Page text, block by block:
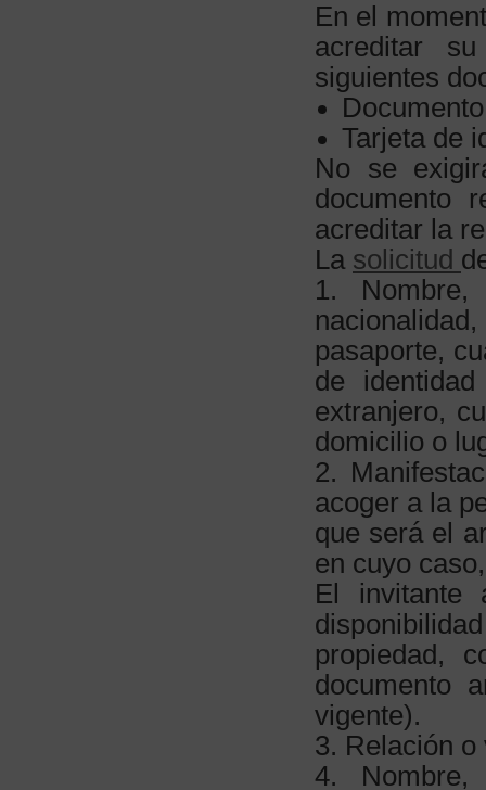
En el
acreditar
siguientes
Tarjeta de
No se
documento
acreditar la
La solicitud
1.
pasaporte,
de
extranjero,
domicilio o
2.
acoger a la
que será el
en cuyo
El invitante
propiedad,
documento
vigente).
3. Relación
4. Nombre,